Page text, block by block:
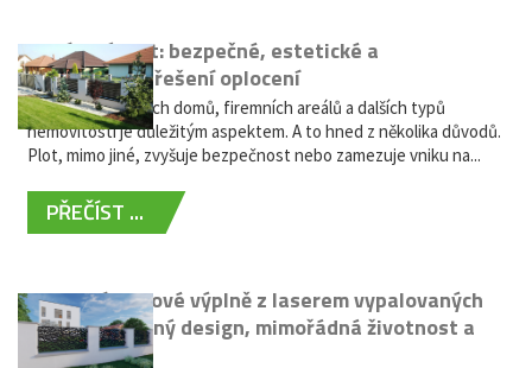
Hliníkový plot: bezpečné, estetické a
bezúdržbové řešení oplocení
Oplocení rodinných domů, firemních areálů a dalších typů
nemovitostí je důležitým aspektem. A to hned z několika důvodů.
Plot, mimo jiné, zvyšuje bezpečnost nebo zamezuje vniku na...
PŘEČÍST ...
Moderní plotové výplně z laserem vypalovaných
kovů: výjimečný design, mimořádná životnost a
žádná údržba